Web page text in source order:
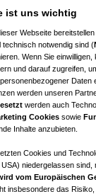
in Bruck
ist uns wichtig
Webseite
technisch notwendig sind (
Wenn Sie
und darauf zugreifen,
werden unseren
werden auch
Cookies sowie
Inhalte anzubieten.
Cookies und
niedergelassen
vom Europäischen
insbesondere das